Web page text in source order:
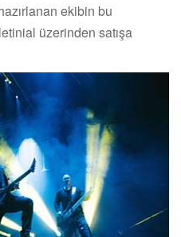
ekibin bu
üzerinden satışa